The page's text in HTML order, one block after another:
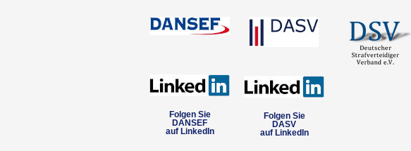
Folgen Sie
DANSEF
auf LinkedIn
Folgen Sie
DASV
auf LinkedIn